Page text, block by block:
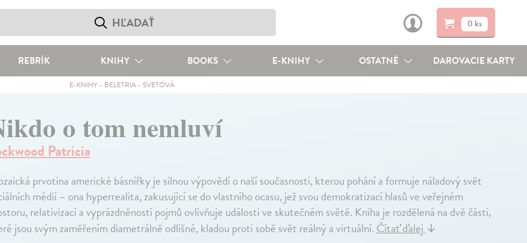
0 ks
REBRÍK KNIHY BOOKS E-KNIHY OSTATNÉ DAROVACIE KARTY
E-KNIHY - BELETRIA - SVETOVÁ
o tom nemluví
Patricia
prvotina americké básnířky je silnou výpovědí o naší současnosti, kterou pohání a formuje náladový svět
médií – ona hyperrealita, zakusující se do vlastního ocasu, jež svou demokratizací hlasů ve veřejném
relativizací a vyprázdněností pojmů ovlivňuje události ve skutečném světě. Kniha je rozdělená na dvě části,
jsou svým zaměřením diametrálně odlišné, kladou proti sobě svět reálný a virtuální.Čítať ďalej↓